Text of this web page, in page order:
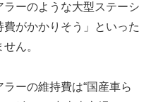
ーのような大型ステーシ
がかかりそう」といった
ん。
ーの維持費は“国産車ら